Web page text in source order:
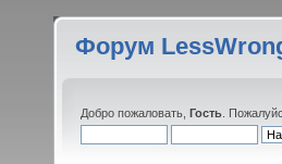
Форум
Добро пожаловать, Гость .